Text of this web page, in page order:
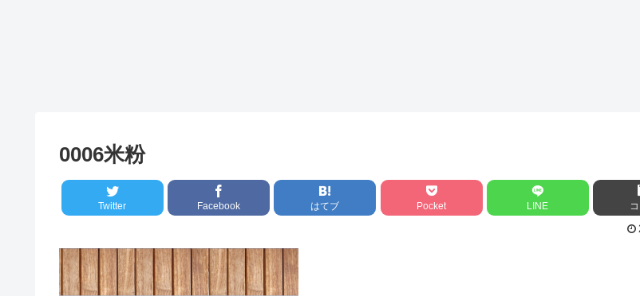
0006米粉
Twitter Facebook はてブ Pocket LINE